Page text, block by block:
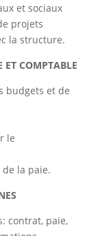
et sociaux
projets
la structure.
ET COMPTABLE
budgets et de
le
la paie.
contrat, paie,